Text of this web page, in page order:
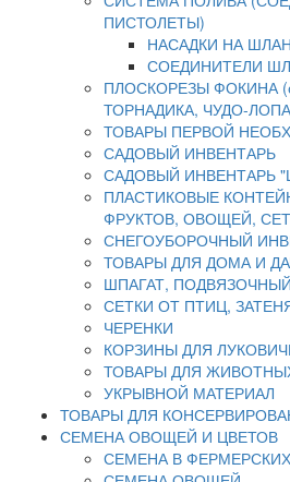
ПИСТОЛЕТЫ)
НАСАДКИ НА
СОЕДИНИТЕЛИ
ПЛОСКОРЕЗЫ ФОКИНА
ТОРНАДИКА, ЧУДО-
ТОВАРЫ ПЕРВОЙ
САДОВЫЙ ИНВЕНТАРЬ
САДОВЫЙ ИНВЕНТАРЬ
ПЛАСТИКОВЫЕ
ФРУКТОВ, ОВОЩЕЙ,
СНЕГОУБОРОЧНЫЙ
ТОВАРЫ ДЛЯ ДОМА И
ШПАГАТ,
СЕТКИ ОТ ПТИЦ,
ЧЕРЕНКИ
КОРЗИНЫ ДЛЯ
ТОВАРЫ ДЛЯ
УКРЫВНОЙ МАТЕРИАЛ
ТОВАРЫ ДЛЯ
СЕМЕНА ОВОЩЕЙ И ЦВЕТОВ
СЕМЕНА В